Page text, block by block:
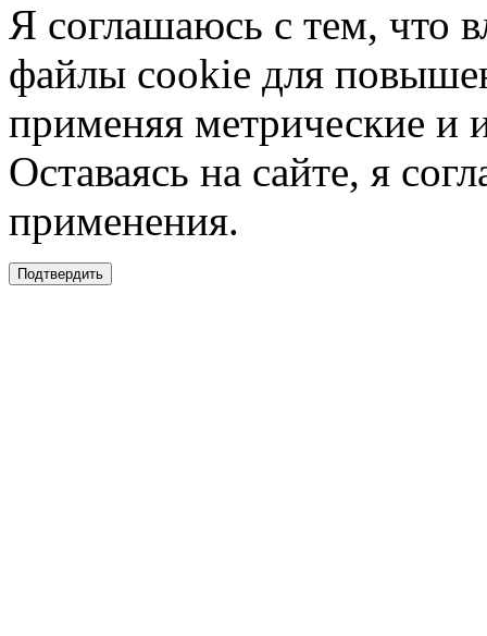
Я соглашаюсь с тем, что
файлы cookie для
применяя метрические и
Оставаясь на сайте, я
применения.
Подтвердить